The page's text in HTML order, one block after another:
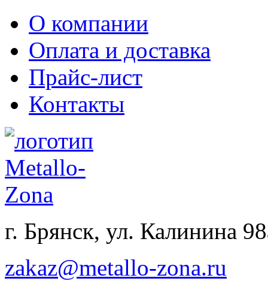
О компании
Оплата и доставка
Прайс-лист
Контакты
г. Брянск, ул. Калинина
zakaz@metallo-zona.ru